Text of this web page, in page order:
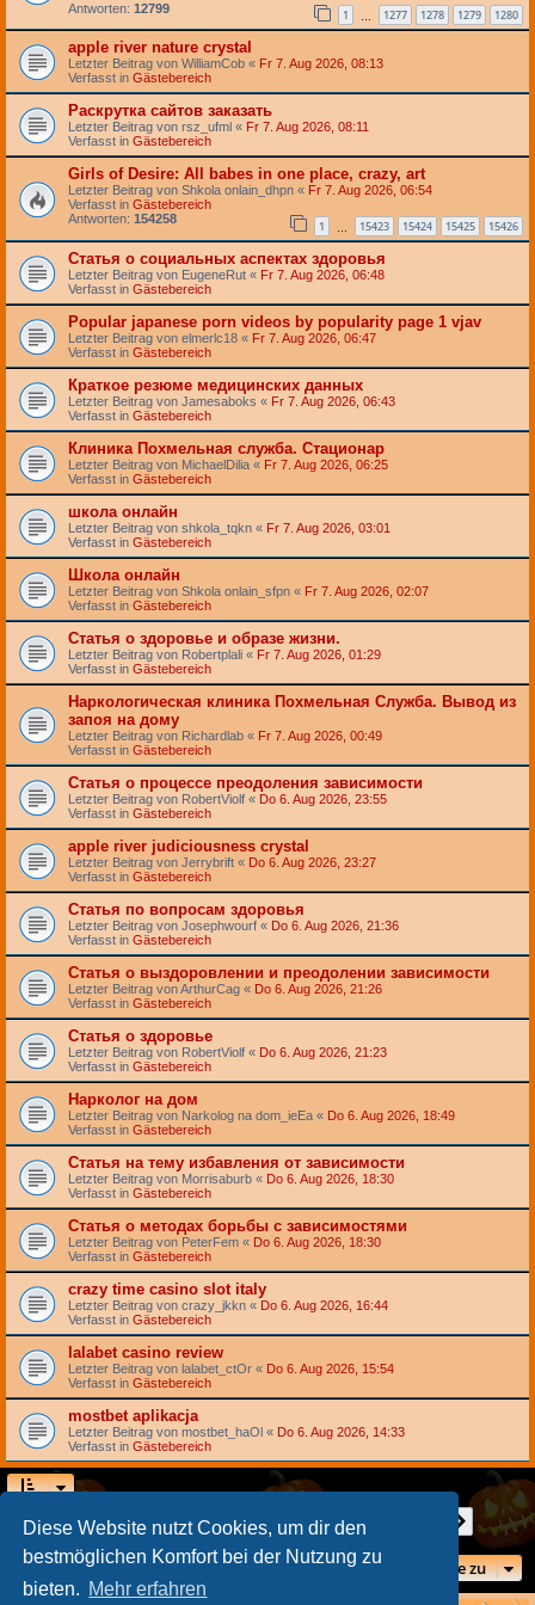
Diese Website nutzt Cookies, um dir den
bestmöglichen Komfort bei der Nutzung zu
bieten. Mehr erfahren
Antworten: 12799 1 1277 1278 1279 1280
apple river nature crystal
Letzter Beitrag von WilliamCob « Fr 7. Aug 2026, 08:13
Verfasst in Gästebereich
Раскрутка сайтов заказать
Letzter Beitrag von rsz_ufml « Fr 7. Aug 2026, 08:11
Verfasst in Gästebereich
Girls of Desire: All babes in one place, crazy, art
Letzter Beitrag von Shkola onlain_dhpn « Fr 7. Aug 2026, 06:54
Verfasst in Gästebereich
Antworten: 154258 1 15423 15424 15425 15426
Статья о социальных аспектах здоровья
Letzter Beitrag von EugeneRut « Fr 7. Aug 2026, 06:48
Verfasst in Gästebereich
Popular japanese porn videos by popularity page 1 vjav
Letzter Beitrag von elmerlc18 « Fr 7. Aug 2026, 06:47
Verfasst in Gästebereich
Краткое резюме медицинских данных
Letzter Beitrag von Jamesaboks « Fr 7. Aug 2026, 06:43
Verfasst in Gästebereich
Клиника Похмельная служба. Стационар
Letzter Beitrag von MichaelDilia « Fr 7. Aug 2026, 06:25
Verfasst in Gästebereich
школа онлайн
Letzter Beitrag von shkola_tqkn « Fr 7. Aug 2026, 03:01
Verfasst in Gästebereich
Школа онлайн
Letzter Beitrag von Shkola onlain_sfpn « Fr 7. Aug 2026, 02:07
Verfasst in Gästebereich
Статья о здоровье и образе жизни.
Letzter Beitrag von Robertplali « Fr 7. Aug 2026, 01:29
Verfasst in Gästebereich
Наркологическая клиника Похмельная Служба. Вывод из
запоя на дому
Letzter Beitrag von Richardlab « Fr 7. Aug 2026, 00:49
Verfasst in Gästebereich
Статья о процессе преодоления зависимости
Letzter Beitrag von RobertViolf « Do 6. Aug 2026, 23:55
Verfasst in Gästebereich
apple river judiciousness crystal
Letzter Beitrag von Jerrybrift « Do 6. Aug 2026, 23:27
Verfasst in Gästebereich
Статья по вопросам здоровья
Letzter Beitrag von Josephwourf « Do 6. Aug 2026, 21:36
Verfasst in Gästebereich
Статья о выздоровлении и преодолении зависимости
Letzter Beitrag vonArthurCag « Do 6. Aug 2026, 21:26
Verfasst in Gästebereich
Статья о здоровье
Letzter Beitrag von RobertViolf « Do 6. Aug 2026, 21:23
Verfasst in Gästebereich
Нарколог на дом
Letzter Beitrag von Narkolog na dom_ieEa « Do 6. Aug 2026, 18:49
Verfasst in Gästebereich
Статья на тему избавления от зависимости
Letzter Beitrag von Morrisaburb « Do 6. Aug 2026, 18:30
Verfasst in Gästebereich
Статья о методах борьбы с зависимостями
Letzter Beitrag von PeterFem « Do 6. Aug 2026, 18:30
Verfasst in Gästebereich
crazy time casino slot italy
Letzter Beitrag von crazy_jkkn « Do 6. Aug 2026, 16:44
Verfasst in Gästebereich
lalabet casino review
Letzter Beitrag von lalabet_ctOr « Do 6. Aug 2026, 15:54
Verfasst in Gästebereich
mostbet aplikacja
Letzter Beitrag von mostbet_haOl « Do 6. Aug 2026, 14:33
Verfasst in Gästebereich
Die Suche ergab 156 Treffer Seite 1von7
1 2 3 4 Nächste
Gehe zu